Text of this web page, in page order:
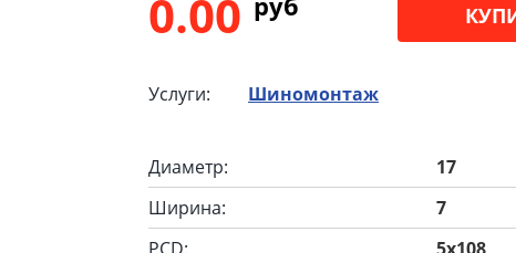
0.00
Услуги: Шиномонтаж
Диаметр:
17
Ширина:
7